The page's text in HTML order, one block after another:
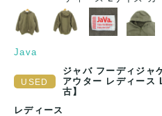
Java
ジャバ フーディジャ
アウター レディース
古】
レディース